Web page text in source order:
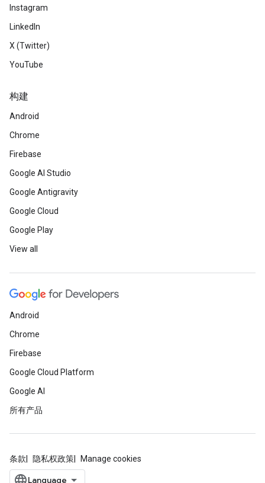
Instagram
LinkedIn
X (Twitter)
YouTube
构建
Android
Chrome
Firebase
Google AI Studio
Google Antigravity
Google Cloud
Google Play
View all
Android
Chrome
Firebase
Google Cloud Platform
Google AI
所有产品
条款 隐私权政策 Manage cookies